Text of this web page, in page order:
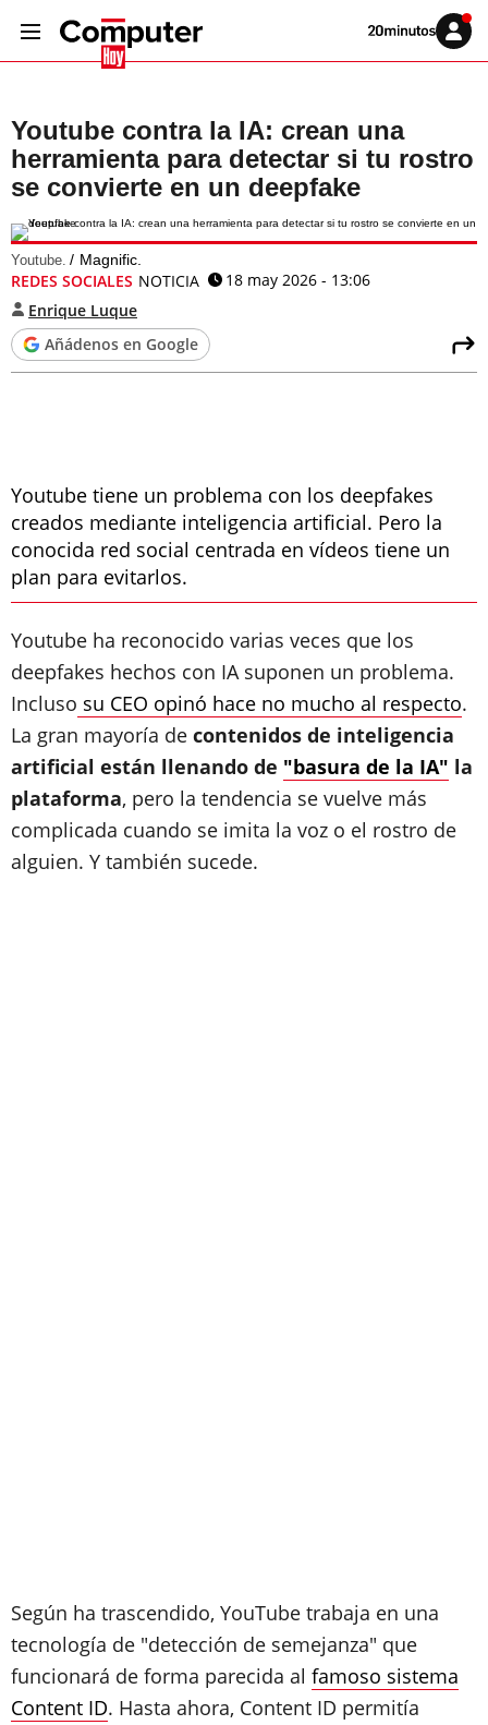
Volver
Iniciar
sesión
Youtube contra la IA: crean una
herramienta para detectar si tu rostro
se convierte en un deepfake
Youtube. Magnific.
REDES SOCIALES NOTICIA
18 may 2026 - 13:06
Enrique Luque
Añádenos en Google
Youtube tiene un problema con los deepfakes
creados mediante inteligencia artificial. Pero la
conocida red social centrada en vídeos tiene un
plan para evitarlos.
Youtube ha reconocido varias veces que los
deepfakes hechos con IA suponen un problema.
Incluso su CEO opinó hace no mucho al respecto.
La gran mayoría de contenidos de inteligencia
artificial están llenando de "basura de la IA" la
plataforma, pero la tendencia se vuelve más
complicada cuando se imita la voz o el rostro de
alguien. Y también sucede.
Según ha trascendido, YouTube trabaja en una
tecnología de "detección de semejanza" que
funcionará de forma parecida al famoso sistema
Content ID. Hasta ahora, Content ID permitía